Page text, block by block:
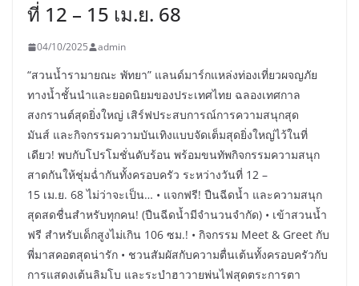
ที่ 12 – 15 เม.ย. 68
04/10/2025 admin
“สวนน้ำรามายณะ พัทยา” แลนด์มาร์กแหล่งท่องเที่ยวผจญภัย
ทางน้ำชั้นนำและยอดนิยมของประเทศไทย ฉลองเทศกาล
สงกรานต์สุดยิ่งใหญ่ เสิร์ฟประสบการณ์การความสนุกสุด
มันส์ และกิจกรรมความบันเทิงแบบจัดเต็มสุดยิ่งใหญ่ไว้ในที่
เดียว! พบกับโปรโมชั่นดับร้อน พร้อมขนทัพกิจกรรมความสนุก
สาดกันให้ชุ่มฉ่ำกันทั้งครอบครัว ระหว่างวันที่ 12 –
15 เม.ย. 68 ไม่ว่าจะเป็น… • แจกฟรี! ปืนฉีดน้ำ และความสนุก
สุดสดชื่นสำหรับทุกคน! (ปืนฉีดน้ำมีจำนวนจำกัด) • เข้าสวนน้ำ
ฟรี สำหรับเด็กสูงไม่เกิน 106 ซม.! • กิจกรรม Meet & Greet กับ
พี่มาสคอตสุดน่ารัก • ชวนสัมผัสกับความตื่นเต้นทั้งครอบครัวกับ
การแสดงเต้นลิมโบ และระบำฮาวายพ่นไฟสุดตระการตา